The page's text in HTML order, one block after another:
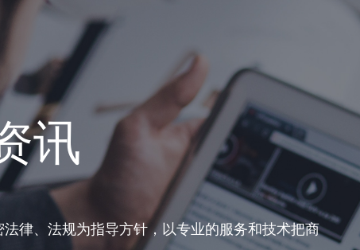
讯
法律、法规为指导方针，以专业的服务和技术把商